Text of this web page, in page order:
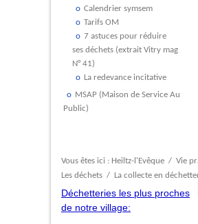
Calendrier symsem
Tarifs OM
7 astuces pour réduire
ses déchets (extrait Vitry mag
N° 41)
La redevance incitative
MSAP (Maison de Service Au
Public)
Vous êtes ici : Heiltz-l'Evêque / Vie
Les déchets / La collecte en
Déchetteries les plus proches
de notre village: